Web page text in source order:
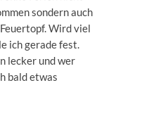
sondern auch
Wird viel
ich gerade fest.
lecker und wer
bald etwas